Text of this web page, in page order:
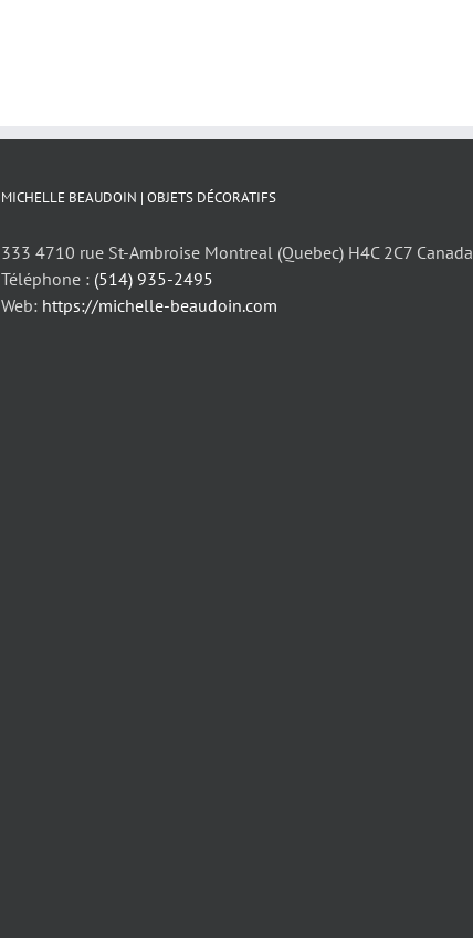
MICHELLE BEAUDOIN | OBJETS DÉCORATIFS
333 4710 rue St-Ambroise Montreal (Quebec) H4C 2C7 Canada
Téléphone : (514) 935-2495
Web: https://michelle-beaudoin.com